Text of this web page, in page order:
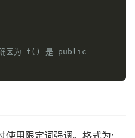
因为 f() 是 public
使用限定词强调。格式为: